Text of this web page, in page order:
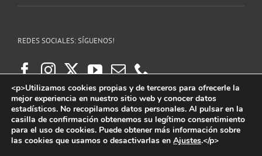
REDES SOCIALES: SÍGUENOS!
<p>Utilizamos cookies propias y de terceros para ofrecerle la
mejor experiencia en nuestro sitio web y conocer datos
estadísticos. No recopilamos datos personales. Al pulsar en la
casilla de confirmación obtenemos su legítimo consentimiento
para el uso de cookies. Puede obtener más información sobre
las cookies que usamos o desactivarlas en Ajustes.</p>